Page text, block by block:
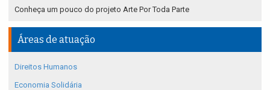
Conheça um pouco do projeto Arte Por Toda Parte
Áreas de atuação
Direitos Humanos
Economia Solidária